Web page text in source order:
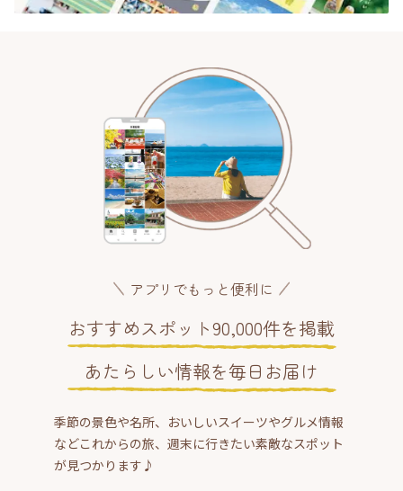
アプリでもっと便利に
おすすめスポット90,000件を掲載
あたらしい情報を毎日お届け
季節の景色や名所、おいしいスイーツやグルメ情報
などこれからの旅、週末に行きたい素敵なスポット
が見つかります♪